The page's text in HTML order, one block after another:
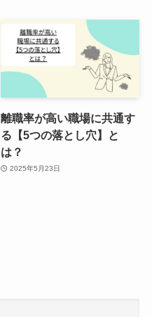
離職率が高い職場に共通す
る【5つの落とし穴】と
は？
2025年5月23日